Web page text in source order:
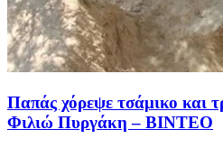
Παπάς χόρεψε τσάμικο και
Φιλιώ Πυργάκη – BINTEO